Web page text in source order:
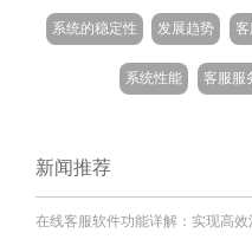
系统的稳定性 发展趋势
系统性能 客服服
新闻推荐
在线客服软件功能详解：实现高效